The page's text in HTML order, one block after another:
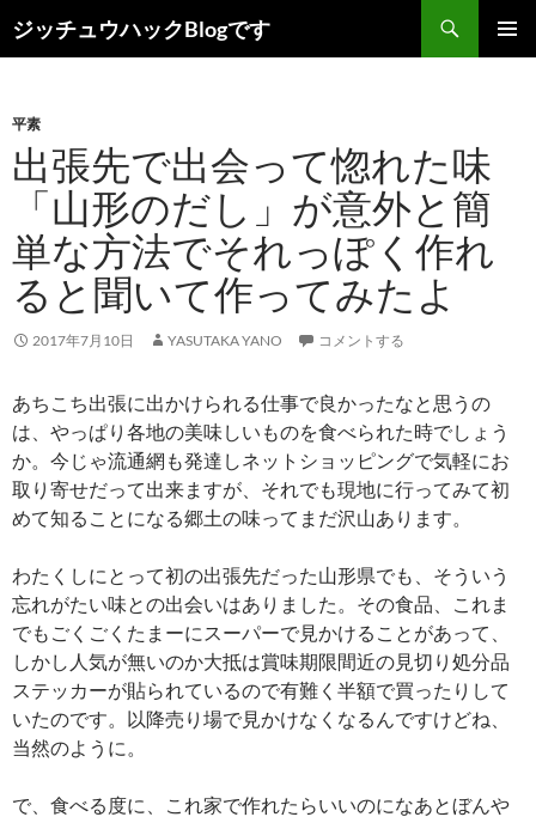
ン
ツ
へ
ス
ッ
プ
ジッチュウハックBlogです
索
平素
出張先で出会って惚れた味
「山形のだし」が意外と簡
単な方法でそれっぽく作れ
ると聞いて作ってみたよ
2017年7月10日 YASUTAKA YANO コメントする
あちこち出張に出かけられる仕事で良かったなと思うの
は、やっぱり各地の美味しいものを食べられた時でしょう
か。今じゃ流通網も発達しネットショッピングで気軽にお
取り寄せだって出来ますが、それでも現地に行ってみて初
めて知ることになる郷土の味ってまだ沢山あります。
わたくしにとって初の出張先だった山形県でも、そういう
忘れがたい味との出会いはありました。その食品、これま
でもごくごくたまーにスーパーで見かけることがあって、
しかし人気が無いのか大抵は賞味期限間近の見切り処分品
ステッカーが貼られているので有難く半額で買ったりして
いたのです。以降売り場で見かけなくなるんですけどね、
当然のように。
で、食べる度に、これ家で作れたらいいのになあとぼんや